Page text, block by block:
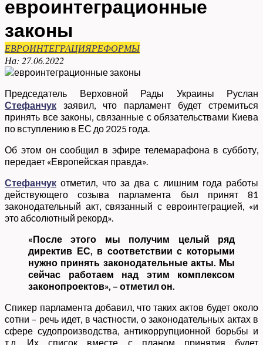
евроинтеграционные
законы
ЕВРОИНТЕГРАЦИЯРЕФОРМЫ
На: 27.06.2022
Председатель Верховной Рады Украины Руслан
Стефанчук заявил, что парламент будет стремиться
принять все законы, связанные с обязательствами Киева
по вступлению в ЕС до 2025 года.
Об этом он сообщил в эфире телемарафона в субботу,
передает «Европейская правда».
Стефанчук отметил, что за два с лишним года работы
действующего созыва парламента был принят 81
законодательный акт, связанный с евроинтеграцией, «и
это абсолютный рекорд».
«После этого мы получим целый ряд
директив ЕС, в соответствии с которыми
нужно принять законодательные акты. Мы
сейчас работаем над этим комплексом
законопроектов», – отметил он.
Спикер парламента добавил, что таких актов будет около
сотни – речь идет, в частности, о законодательных актах в
сфере судопроизводства, антикоррупционной борьбы и
т.д. Их список вместе с планом принятия будет